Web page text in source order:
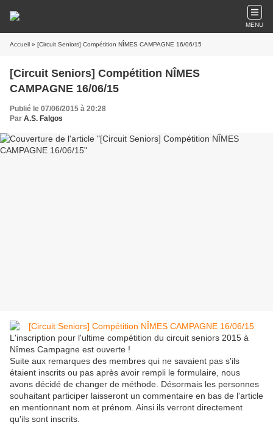
MENU
Accueil » [Circuit Seniors] Compétition NÎMES CAMPAGNE 16/06/15
[Circuit Seniors] Compétition NÎMES
CAMPAGNE 16/06/15
Publié le 07/06/2015 à 20:28
Par A.S. Falgos
L'inscription pour l'ultime compétition du circuit seniors 2015 à
Nîmes Campagne est ouverte !
Suite aux remarques des membres qui ne savaient pas s'ils
étaient inscrits ou pas après avoir rempli le formulaire, nous
avons décidé de changer de méthode. Désormais les personnes
souhaitant participer laisseront un commentaire en bas de l'article
en mentionnant nom et prénom. Ainsi ils verront directement
qu'ils sont inscrits.